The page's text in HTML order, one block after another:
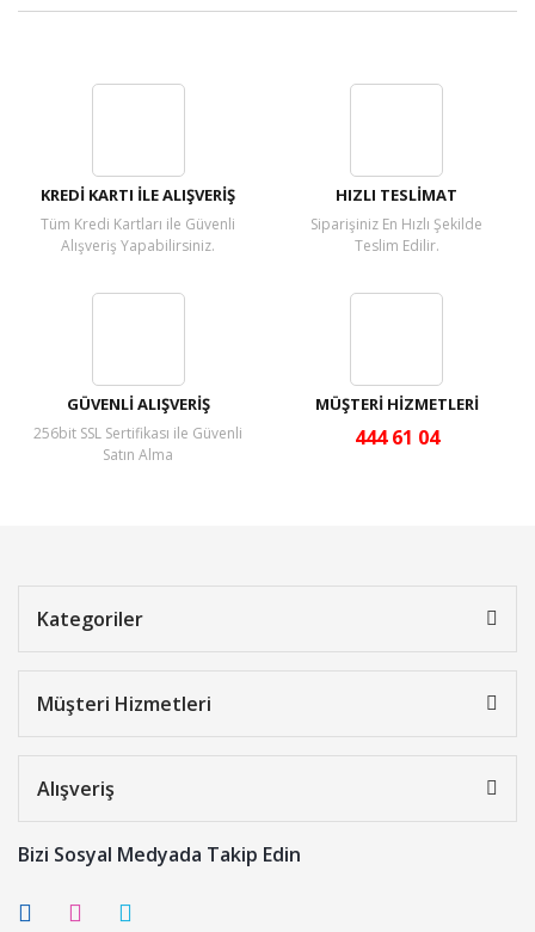
KREDİ KARTI İLE ALIŞVERİŞ
Tüm Kredi Kartları ile Güvenli
Alışveriş Yapabilirsiniz.
HIZLI TESLİMAT
Siparişiniz En Hızlı Şekilde
Teslim Edilir.
GÜVENLİ ALIŞVERİŞ
256bit SSL Sertifikası ile Güvenli
Satın Alma
MÜŞTERİ HİZMETLERİ
444 61 04
Kategoriler
Müşteri Hizmetleri
Alışveriş
Bizi Sosyal Medyada Takip Edin